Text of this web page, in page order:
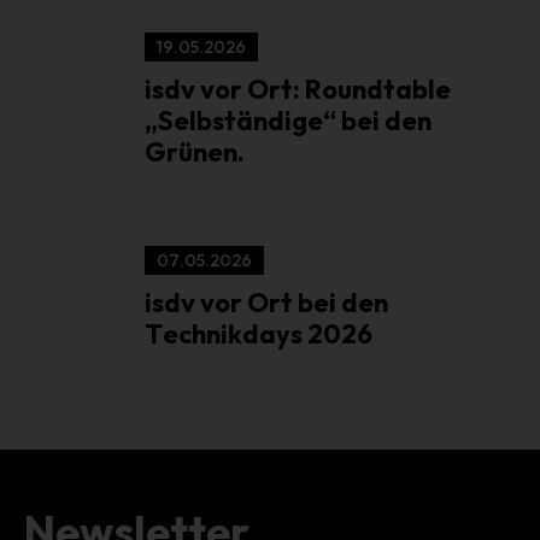
19.05.2026
isdv vor Ort: Roundtable
„Selbständige“ bei den
Grünen.
07.05.2026
isdv vor Ort bei den
Technikdays 2026
werden getrennt von allen durch eine betroffene Person
angegebenen personenbezogenen Daten gespeichert.
Registrierung auf unserer Internetseite
Die betroffene Person hat die Möglichkeit, sich auf der
personenbezogenen Daten dabei an den für die Verarbeitung
Verantwortlichen übermittelt werden, ergibt sich aus der
jeweiligen Eingabemaske, die für die Registrierung verwendet
wird. Die von der betroffenen Person eingegebenen
personenbezogenen Daten werden ausschließlich für die
Weitergabe an einen oder mehrere Auftragsverarbeiter,
interne Verwendung, die dem für die Verarbeitung